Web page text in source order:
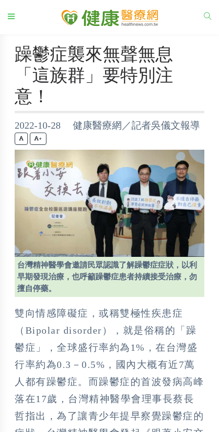
躁鬱症襲來無聲無息
「這族群」要特別注
意！
2022-10-28 健康醫療網／記者吳儀文報導
+
台灣精神醫學會邀請民眾認識了解躁鬱症症狀，以利
早期發現治療，也呼籲躁鬱症患者持續接受治療，勿
擅自停藥。
雙向情感障礙症，或稱雙極性疾患症
（Bipolar disorder），就是俗稱的「躁
鬱症」，全球盛行率約為1%，在台灣盛
行率約為0.3－0.5%，國內大概有近7萬
人都有躁鬱症。而躁鬱症的首波發病高峰
落在17歲，台灣精神醫學會理事長蔡長
哲指出，為了讓青少年提早察覺躁鬱症的